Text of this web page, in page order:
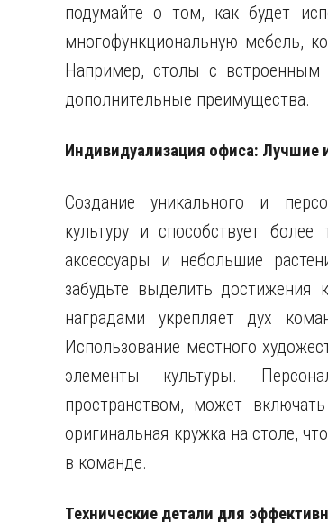
подумайте о том, как будет
многофункциональную мебель,
Например, столы с встроенным
дополнительные преимущества.
Индивидуализация офиса: Лучшие
Создание уникального и
культуру и способствует
аксессуары и небольшие
забудьте выделить
наградами укрепляет дух
Использование местного
элементы культуры.
пространством, может
оригинальная кружка на столе,
в команде.
Технические детали для